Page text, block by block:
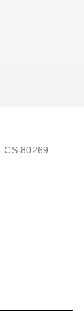
CS 80269